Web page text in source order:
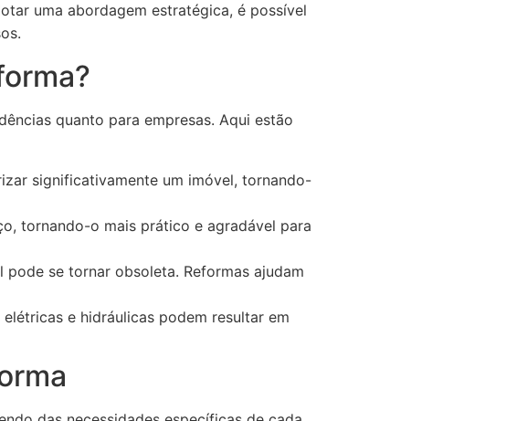
uma abordagem estratégica, é possível
quanto para empresas. Aqui estão
significativamente um imóvel, tornando-
tornando-o mais prático e agradável para
se tornar obsoleta. Reformas ajudam
e hidráulicas podem resultar em